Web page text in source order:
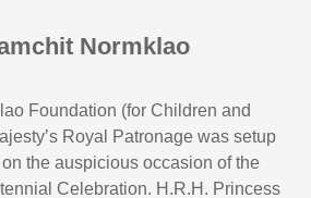
Normklao
Foundation (for Children and
Royal Patronage was setup
the auspicious occasion of the
Celebration. H.R.H. Princess